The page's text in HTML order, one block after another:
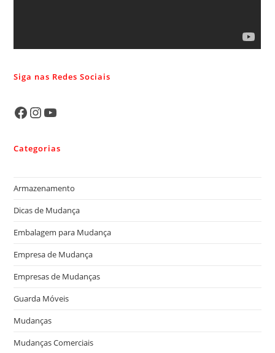
Siga nas Redes Sociais
Categorias
Armazenamento
Dicas de Mudança
Embalagem para Mudança
Empresa de Mudança
Empresas de Mudanças
Guarda Móveis
Mudanças
Mudanças Comerciais